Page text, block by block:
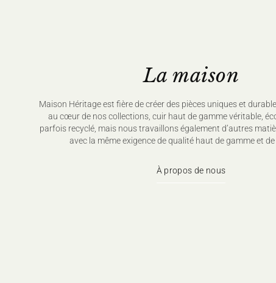
La maison
Maison Héritage est fière de créer des pièces uniques et
au cœur de nos collections, cuir haut de gamme véritable,
parfois recyclé, mais nous travaillons également d’autres
avec la même exigence de qualité haut de gamme et
À propos de nous